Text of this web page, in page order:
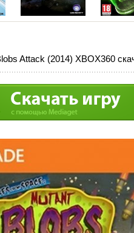
Attack (2014) XBOX360